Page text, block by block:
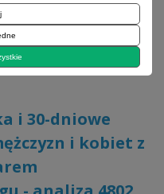
i 30-dniowe
i kobiet z